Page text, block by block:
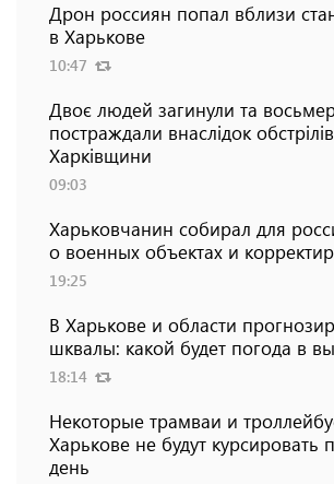
Дрон россиян попал вблизи
в Харькове
10:47
Двоє людей загинули та
постраждали внаслідок обстрілів
Харківщини
09:03
Харьковчанин собирал для
о военных объектах и
19:25
В Харькове и области
шквалы: какой будет погода в
18:14
Некоторые трамваи и
Харькове не будут курсировать
день